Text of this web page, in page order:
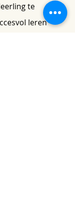
te
leren